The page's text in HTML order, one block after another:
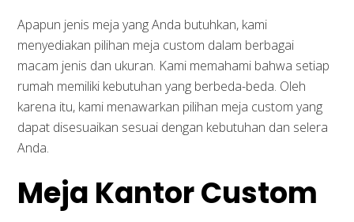
Apapun jenis meja yang Anda butuhkan, kami
menyediakan pilihan meja custom dalam berbagai
macam jenis dan ukuran. Kami memahami bahwa setiap
rumah memiliki kebutuhan yang berbeda-beda. Oleh
karena itu, kami menawarkan pilihan meja custom yang
dapat disesuaikan sesuai dengan kebutuhan dan selera
Anda.
Meja Kantor Custom